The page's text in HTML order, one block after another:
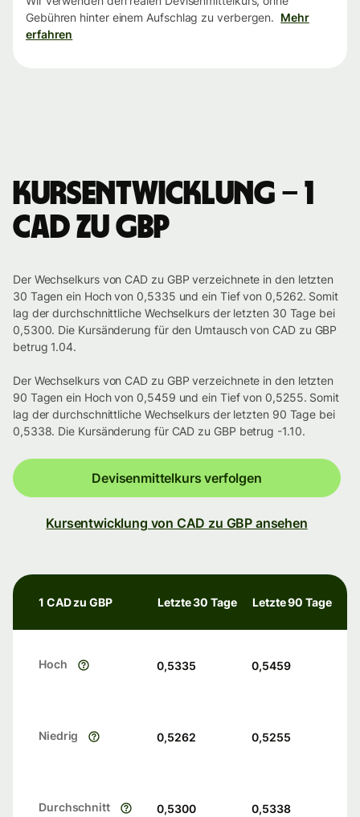
Gebühren hinter einem Aufschlag zu verbergen. Mehr
erfahren
Kursentwicklung – 1
CAD zu GBP
Der Wechselkurs von CAD zu GBP verzeichnete in den letzten
30 Tagen ein Hoch von 0,5335 und ein Tief von 0,5262. Somit
lag der durchschnittliche Wechselkurs der letzten 30 Tage bei
0,5300. Die Kursänderung für den Umtausch von CAD zu GBP
betrug 1.04.
Der Wechselkurs von CAD zu GBP verzeichnete in den letzten
90 Tagen ein Hoch von 0,5459 und ein Tief von 0,5255. Somit
lag der durchschnittliche Wechselkurs der letzten 90 Tage bei
0,5338. Die Kursänderung für CAD zu GBP betrug -1.10.
Devisenmittelkurs verfolgen
Kursentwicklung von CAD zu GBP ansehen
1 CAD zu GBP Letzte 30 Tage Letzte 90 Tage
Hoch 0,5335 0,5459
Niedrig 0,5262 0,5255
Durchschnitt 0,5300 0,5338